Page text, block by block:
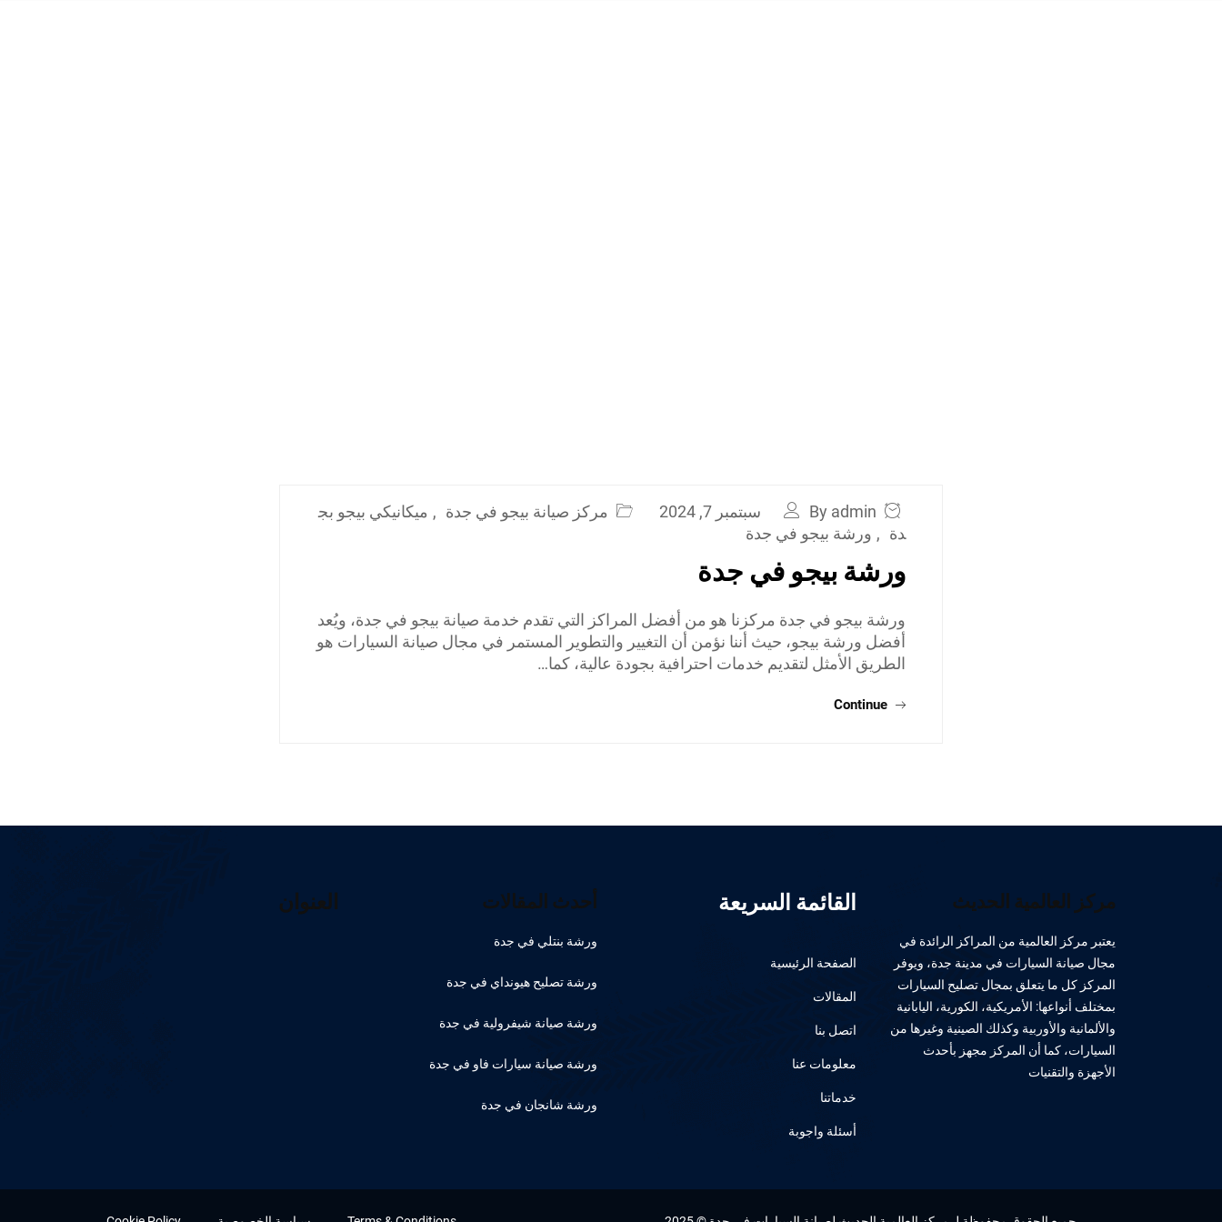
By admin سبتمبر 7, 2024 مركز صيانة بيجو في جدة , ميكانيكي بيجو بج
دة , ورشة بيجو في جدة
ورشة بيجو في جدة
ورشة بيجو في جدة مركزنا هو من أفضل المراكز التي تقدم خدمة صيانة بيجو في جدة، ويُعد
أفضل ورشة بيجو، حيث أننا نؤمن أن التغيير والتطوير المستمر في مجال صيانة السيارات هو
الطريق الأمثل لتقديم خدمات احترافية بجودة عالية، كما…
Continue
مركز العالمية الحديث
يعتبر مركز العالمية من المراكز الرائدة في
مجال صيانة السيارات في مدينة جدة، ويوفر
المركز كل ما يتعلق بمجال تصليح السيارات
بمختلف أنواعها: الأمريكية، الكورية، اليابانية
والألمانية والأوربية وكذلك الصينية وغيرها من
السيارات، كما أن المركز مجهز بأحدث
الأجهزة والتقنيات
القائمة السريعة
الصفحة الرئيسية
المقالات
اتصل بنا
معلومات عنا
خدماتنا
أسئلة واجوبة
أحدث المقالات
ورشة بنتلي في جدة
ورشة تصليح هيونداي في جدة
ورشة صيانة شيفرولية في جدة
ورشة صيانة سيارات فاو في جدة
ورشة شانجان في جدة
العنوان